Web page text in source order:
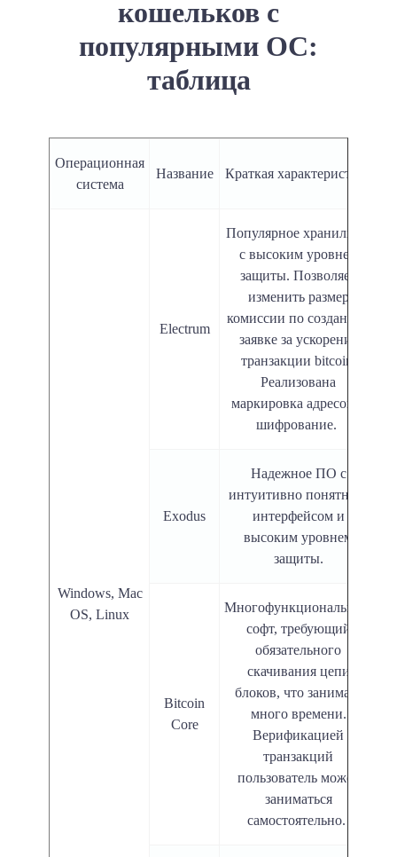
кошельков с
популярными ОС:
таблица
Операционная
система
Название Краткая характеристика
Windows, Mac
OS, Linux
Electrum
Популярное хранилище
с высоким уровнем
защиты. Позволяет
изменить размер
комиссии по созданной
заявке за ускорение
транзакции bitcoin.
Реализована
маркировка адресов и
шифрование.
Exodus
Надежное ПО с
интуитивно понятным
интерфейсом и
высоким уровнем
защиты.
Bitcoin
Core
Многофункциональный
софт, требующий
обязательного
скачивания цепи
блоков, что занимает
много времени.
Верификацией
транзакций
пользователь может
заниматься
самостоятельно.